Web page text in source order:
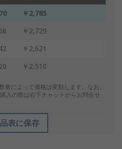
￥2,785
￥2,729
￥2,621
￥2,510
によって価格は変動します。なお、
入の際は右下チャットからお問合せ
表に保存